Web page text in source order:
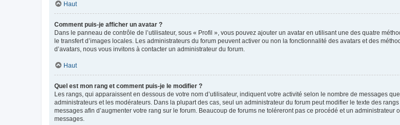
Haut
Comment puis-je afficher un avatar ?
Dans le panneau de contrôle de l’utilisateur, sous « Profil », vous pouvez ajouter un avatar en utilisant une des quatre
le transfert d’images locales. Les administrateurs du forum peuvent activer ou non la fonctionnalité des avatars et des
d’avatars, nous vous invitons à contacter un administrateur du forum.
Haut
Quel est mon rang et comment puis-je le modifier ?
Les rangs, qui apparaissent en dessous de votre nom d’utilisateur, indiquent votre activité selon le nombre de messages
administrateurs et les modérateurs. Dans la plupart des cas, seul un administrateur du forum peut modifier le texte des
messages afin d’augmenter votre rang sur le forum. Beaucoup de forums ne toléreront pas ce procédé et un
messages.